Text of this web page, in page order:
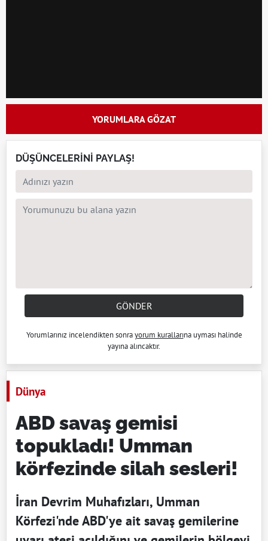
YORUMLARA GÖZAT
DÜŞÜNCELERİNİ PAYLAŞ!
GÖNDER
Yorumlarınız incelendikten sonrayorum kurallarına uyması halinde
yayına alıncaktır.
Dünya
ABD savaş gemisi
topukladı! Umman
körfezinde silah sesleri!
İran Devrim Muhafızları, Umman
Körfezi'nde ABD'ye ait savaş gemilerine